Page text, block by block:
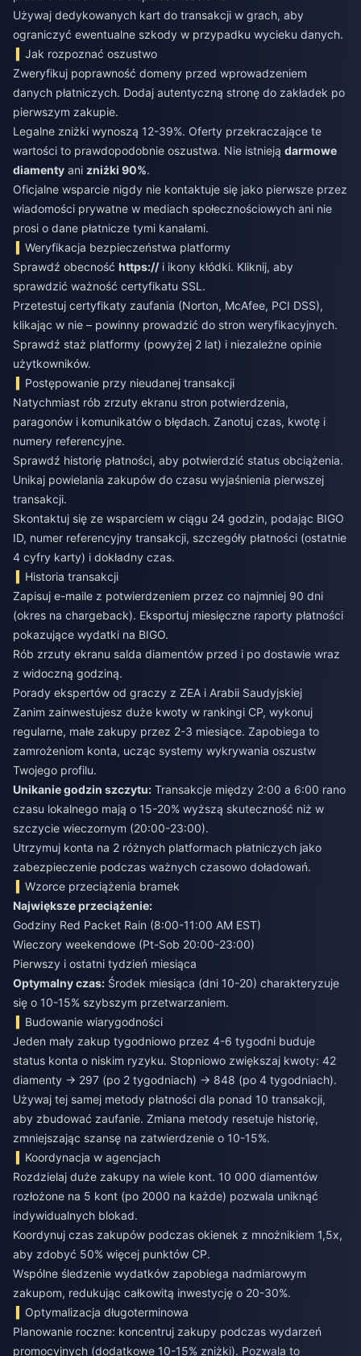
Używaj dedykowanych kart do transakcji w grach, aby
ograniczyć ewentualne szkody w przypadku wycieku danych.
Jak rozpoznać oszustwo
Zweryfikuj poprawność domeny przed wprowadzeniem
danych płatniczych. Dodaj autentyczną stronę do zakładek po
pierwszym zakupie.
Legalne zniżki wynoszą 12-39%. Oferty przekraczające te
wartości to prawdopodobnie oszustwa. Nie istnieją darmowe
diamenty ani zniżki 90%.
Oficjalne wsparcie nigdy nie kontaktuje się jako pierwsze przez
wiadomości prywatne w mediach społecznościowych ani nie
prosi o dane płatnicze tymi kanałami.
Weryfikacja bezpieczeństwa platformy
Sprawdź obecność https://i ikony kłódki. Kliknij, aby
sprawdzić ważność certyfikatu SSL.
Przetestuj certyfikaty zaufania (Norton, McAfee, PCI DSS),
klikając w nie – powinny prowadzić do stron weryfikacyjnych.
Sprawdź staż platformy (powyżej 2 lat) i niezależne opinie
użytkowników.
Postępowanie przy nieudanej transakcji
Natychmiast rób zrzuty ekranu stron potwierdzenia,
paragonów i komunikatów o błędach. Zanotuj czas, kwotę i
numery referencyjne.
Sprawdź historię płatności, aby potwierdzić status obciążenia.
Unikaj powielania zakupów do czasu wyjaśnienia pierwszej
transakcji.
Skontaktuj się ze wsparciem w ciągu 24 godzin, podając BIGO
ID, numer referencyjny transakcji, szczegóły płatności (ostatnie
4 cyfry karty) i dokładny czas.
Historia transakcji
Zapisuj e-maile z potwierdzeniem przez co najmniej 90 dni
(okres na chargeback). Eksportuj miesięczne raporty płatności
pokazujące wydatki na BIGO.
Rób zrzuty ekranu salda diamentów przed i po dostawie wraz
z widoczną godziną.
Porady ekspertów od graczy z ZEA i Arabii Saudyjskiej
Zanim zainwestujesz duże kwoty w rankingi CP, wykonuj
regularne, małe zakupy przez 2-3 miesiące. Zapobiega to
zamrożeniom konta, ucząc systemy wykrywania oszustw
Twojego profilu.
Unikanie godzin szczytu: Transakcje między 2:00 a 6:00 rano
czasu lokalnego mają o 15-20% wyższą skuteczność niż w
szczycie wieczornym (20:00-23:00).
Utrzymuj konta na 2 różnych platformach płatniczych jako
zabezpieczenie podczas ważnych czasowo doładowań.
Wzorce przeciążenia bramek
Największe przeciążenie:
Godziny Red Packet Rain (8:00-11:00 AM EST)
Wieczory weekendowe (Pt-Sob 20:00-23:00)
Pierwszy i ostatni tydzień miesiąca
Optymalny czas: Środek miesiąca (dni 10-20) charakteryzuje
się o 10-15% szybszym przetwarzaniem.
Budowanie wiarygodności
Jeden mały zakup tygodniowo przez 4-6 tygodni buduje
status konta o niskim ryzyku. Stopniowo zwiększaj kwoty: 42
diamenty → 297 (po 2 tygodniach) → 848 (po 4 tygodniach).
Używaj tej samej metody płatności dla ponad 10 transakcji,
aby zbudować zaufanie. Zmiana metody resetuje historię,
zmniejszając szansę na zatwierdzenie o 10-15%.
Koordynacja w agencjach
Rozdzielaj duże zakupy na wiele kont. 10 000 diamentów
rozłożone na 5 kont (po 2000 na każde) pozwala uniknąć
indywidualnych blokad.
Koordynuj czas zakupów podczas okienek z mnożnikiem 1,5x,
aby zdobyć 50% więcej punktów CP.
Wspólne śledzenie wydatków zapobiega nadmiarowym
zakupom, redukując całkowitą inwestycję o 20-30%.
Optymalizacja długoterminowa
Planowanie roczne: koncentruj zakupy podczas wydarzeń
promocyjnych (dodatkowe 10-15% zniżki). Pozwala to